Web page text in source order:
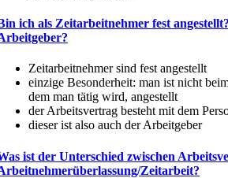
ich als Zeitar­beit­nehmer fest
Zeitar­beit­nehmer sind fest angestellt
einzige Beson­derheit: man ist nicht
dem man tätig wird, angestellt
der Arbeits­vertrag besteht mit dem
dieser ist also auch der Arbeitgeber
ist der Unter­schied zwischen
Zeitarbeit?